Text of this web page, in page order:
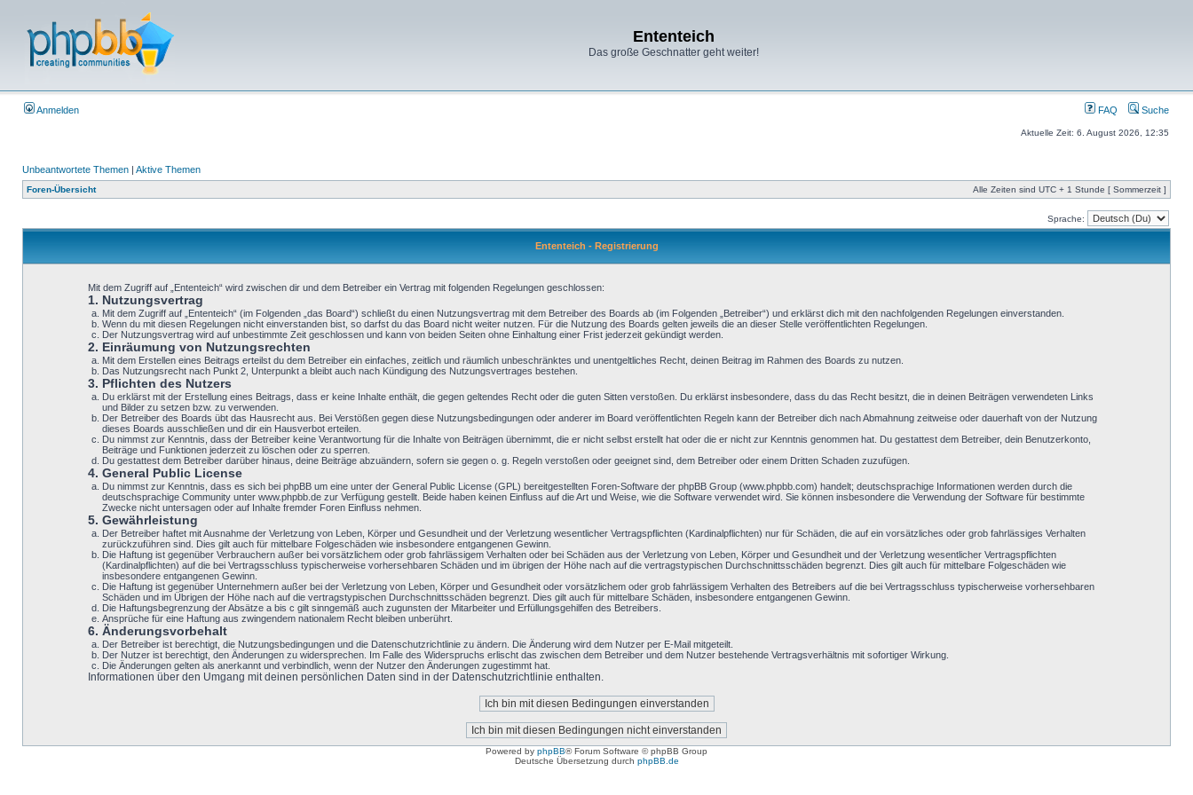
Ententeich
Das große Geschnatter geht weiter!
Anmelden FAQ Suche
Aktuelle Zeit: 6. August 2026, 12:35
Unbeantwortete Themen | Aktive Themen
Foren-Übersicht Alle Zeiten sind UTC + 1 Stunde [ Sommerzeit ]
Sprache:
Ententeich - Registrierung
Mit dem Zugriff auf „Ententeich“ wird zwischen dir und dem Betreiber ein Vertrag mit folgenden Regelungen geschlossen:
1. Nutzungsvertrag
Mit dem Zugriff auf „Ententeich“ (im Folgenden „das Board“) schließt du einen Nutzungsvertrag mit dem Betreiber des Boards ab (im Folgenden „Betreiber“) und erklärst dich mit den nachfolgenden Regelungen einverstanden.
Wenn du mit diesen Regelungen nicht einverstanden bist, so darfst du das Board nicht weiter nutzen. Für die Nutzung des Boards gelten jeweils die an dieser Stelle veröffentlichten Regelungen.
Der Nutzungsvertrag wird auf unbestimmte Zeit geschlossen und kann von beiden Seiten ohne Einhaltung einer Frist jederzeit gekündigt werden.
2. Einräumung von Nutzungsrechten
Mit dem Erstellen eines Beitrags erteilst du dem Betreiber ein einfaches, zeitlich und räumlich unbeschränktes und unentgeltliches Recht, deinen Beitrag im Rahmen des Boards zu nutzen.
Das Nutzungsrecht nach Punkt 2, Unterpunkt a bleibt auch nach Kündigung des Nutzungsvertrages bestehen.
3. Pflichten des Nutzers
Du erklärst mit der Erstellung eines Beitrags, dass er keine Inhalte enthält, die gegen geltendes Recht oder die guten Sitten verstoßen. Du erklärst insbesondere, dass du das Recht besitzt, die in deinen Beiträgen verwendeten Links
und Bilder zu setzen bzw. zu verwenden.
Der Betreiber des Boards übt das Hausrecht aus. Bei Verstößen gegen diese Nutzungsbedingungen oder anderer im Board veröffentlichten Regeln kann der Betreiber dich nach Abmahnung zeitweise oder dauerhaft von der Nutzung
dieses Boards ausschließen und dir ein Hausverbot erteilen.
Du nimmst zur Kenntnis, dass der Betreiber keine Verantwortung für die Inhalte von Beiträgen übernimmt, die er nicht selbst erstellt hat oder die er nicht zur Kenntnis genommen hat. Du gestattest dem Betreiber, dein Benutzerkonto,
Beiträge und Funktionen jederzeit zu löschen oder zu sperren.
Du gestattest dem Betreiber darüber hinaus, deine Beiträge abzuändern, sofern sie gegen o. g. Regeln verstoßen oder geeignet sind, dem Betreiber oder einem Dritten Schaden zuzufügen.
4. General Public License
Du nimmst zur Kenntnis, dass es sich bei phpBB um eine unter der General Public License (GPL) bereitgestellten Foren-Software der phpBB Group (www.phpbb.com) handelt; deutschsprachige Informationen werden durch die
deutschsprachige Community unter www.phpbb.de zur Verfügung gestellt. Beide haben keinen Einfluss auf die Art und Weise, wie die Software verwendet wird. Sie können insbesondere die Verwendung der Software für bestimmte
Zwecke nicht untersagen oder auf Inhalte fremder Foren Einfluss nehmen.
5. Gewährleistung
Der Betreiber haftet mit Ausnahme der Verletzung von Leben, Körper und Gesundheit und der Verletzung wesentlicher Vertragspflichten (Kardinalpflichten) nur für Schäden, die auf ein vorsätzliches oder grob fahrlässiges Verhalten
zurückzuführen sind. Dies gilt auch für mittelbare Folgeschäden wie insbesondere entgangenen Gewinn.
Die Haftung ist gegenüber Verbrauchern außer bei vorsätzlichem oder grob fahrlässigem Verhalten oder bei Schäden aus der Verletzung von Leben, Körper und Gesundheit und der Verletzung wesentlicher Vertragspflichten
(Kardinalpflichten) auf die bei Vertragsschluss typischerweise vorhersehbaren Schäden und im übrigen der Höhe nach auf die vertragstypischen Durchschnittsschäden begrenzt. Dies gilt auch für mittelbare Folgeschäden wie
insbesondere entgangenen Gewinn.
Die Haftung ist gegenüber Unternehmern außer bei der Verletzung von Leben, Körper und Gesundheit oder vorsätzlichem oder grob fahrlässigem Verhalten des Betreibers auf die bei Vertragsschluss typischerweise vorhersehbaren
Schäden und im Übrigen der Höhe nach auf die vertragstypischen Durchschnittsschäden begrenzt. Dies gilt auch für mittelbare Schäden, insbesondere entgangenen Gewinn.
Die Haftungsbegrenzung der Absätze a bis c gilt sinngemäß auch zugunsten der Mitarbeiter und Erfüllungsgehilfen des Betreibers.
Ansprüche für eine Haftung aus zwingendem nationalem Recht bleiben unberührt.
6. Änderungsvorbehalt
Der Betreiber ist berechtigt, die Nutzungsbedingungen und die Datenschutzrichtlinie zu ändern. Die Änderung wird dem Nutzer per E-Mail mitgeteilt.
Der Nutzer ist berechtigt, den Änderungen zu widersprechen. Im Falle des Widerspruchs erlischt das zwischen dem Betreiber und dem Nutzer bestehende Vertragsverhältnis mit sofortiger Wirkung.
Die Änderungen gelten als anerkannt und verbindlich, wenn der Nutzer den Änderungen zugestimmt hat.
Informationen über den Umgang mit deinen persönlichen Daten sind in der Datenschutzrichtlinie enthalten.
Powered by phpBB® Forum Software © phpBB Group
Deutsche Übersetzung durch phpBB.de